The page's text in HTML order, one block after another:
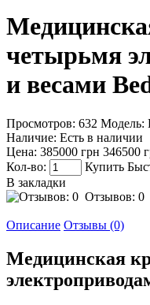
четырьмя
и весами
Просмотров: 632 Модель:
Наличие: Есть в наличии
Цена: 385000 грн 346500
Кол-во:
Купить
В закладки
Отзывов: 0
Описание Отзывы (0)
Медицинская